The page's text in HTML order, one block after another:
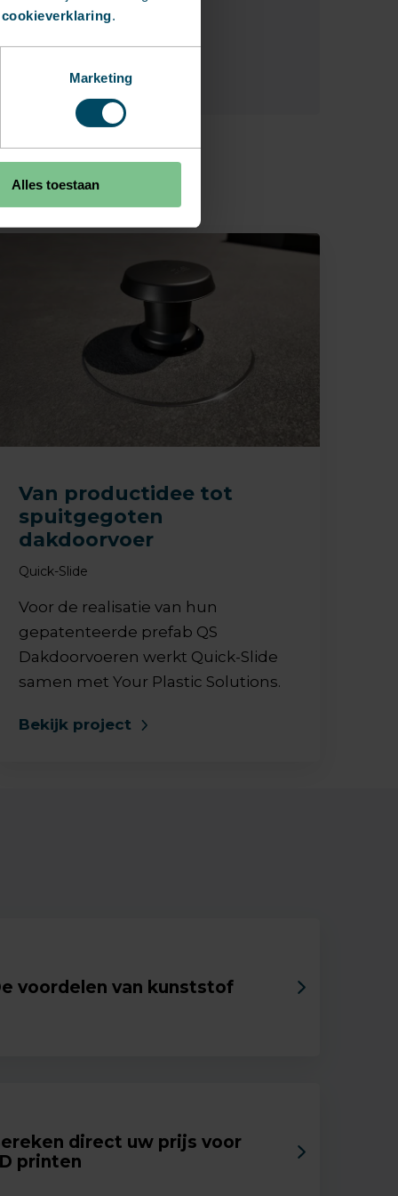
.
Marketing
Alles toestaan
Van productidee tot
spuitgegoten
dakdoorvoer
Quick-Slide
Voor de realisatie van hun
gepatenteerde prefab QS
Dakdoorvoeren werkt Quick-Slide
samen met Your Plastic Solutions.
Bekijk project
voordelen van kunststof
direct uw prijs voor
printen